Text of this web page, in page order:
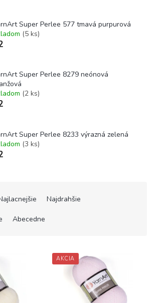
Super Perlee 577 tmavá purpurová
(5 ks)
Super Perlee 8279 neónová
(2 ks)
Super Perlee 8233 výrazná zelená
(3 ks)
Najdrahšie
Abecedne
AKCIA